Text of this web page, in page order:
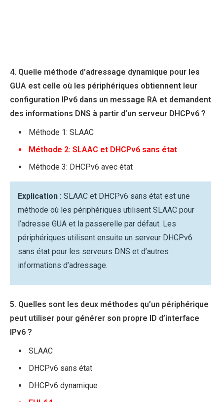
4. Quelle méthode d’adressage dynamique pour les
GUA est celle où les périphériques obtiennent leur
configuration IPv6 dans un message RA et demandent
des informations DNS à partir d’un serveur DHCPv6 ?
Méthode 1: SLAAC
Méthode 2: SLAAC et DHCPv6 sans état
Méthode 3: DHCPv6 avec état
Explication : SLAAC et DHCPv6 sans état est une
méthode où les périphériques utilisent SLAAC pour
l’adresse GUA et la passerelle par défaut. Les
périphériques utilisent ensuite un serveur DHCPv6
sans état pour les serveurs DNS et d’autres
informations d’adressage.
5. Quelles sont les deux méthodes qu’un périphérique
peut utiliser pour générer son propre ID d’interface
IPv6 ?
SLAAC
DHCPv6 sans état
DHCPv6 dynamique